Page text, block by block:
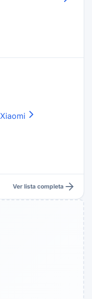
Xiaomi
Ver lista completa